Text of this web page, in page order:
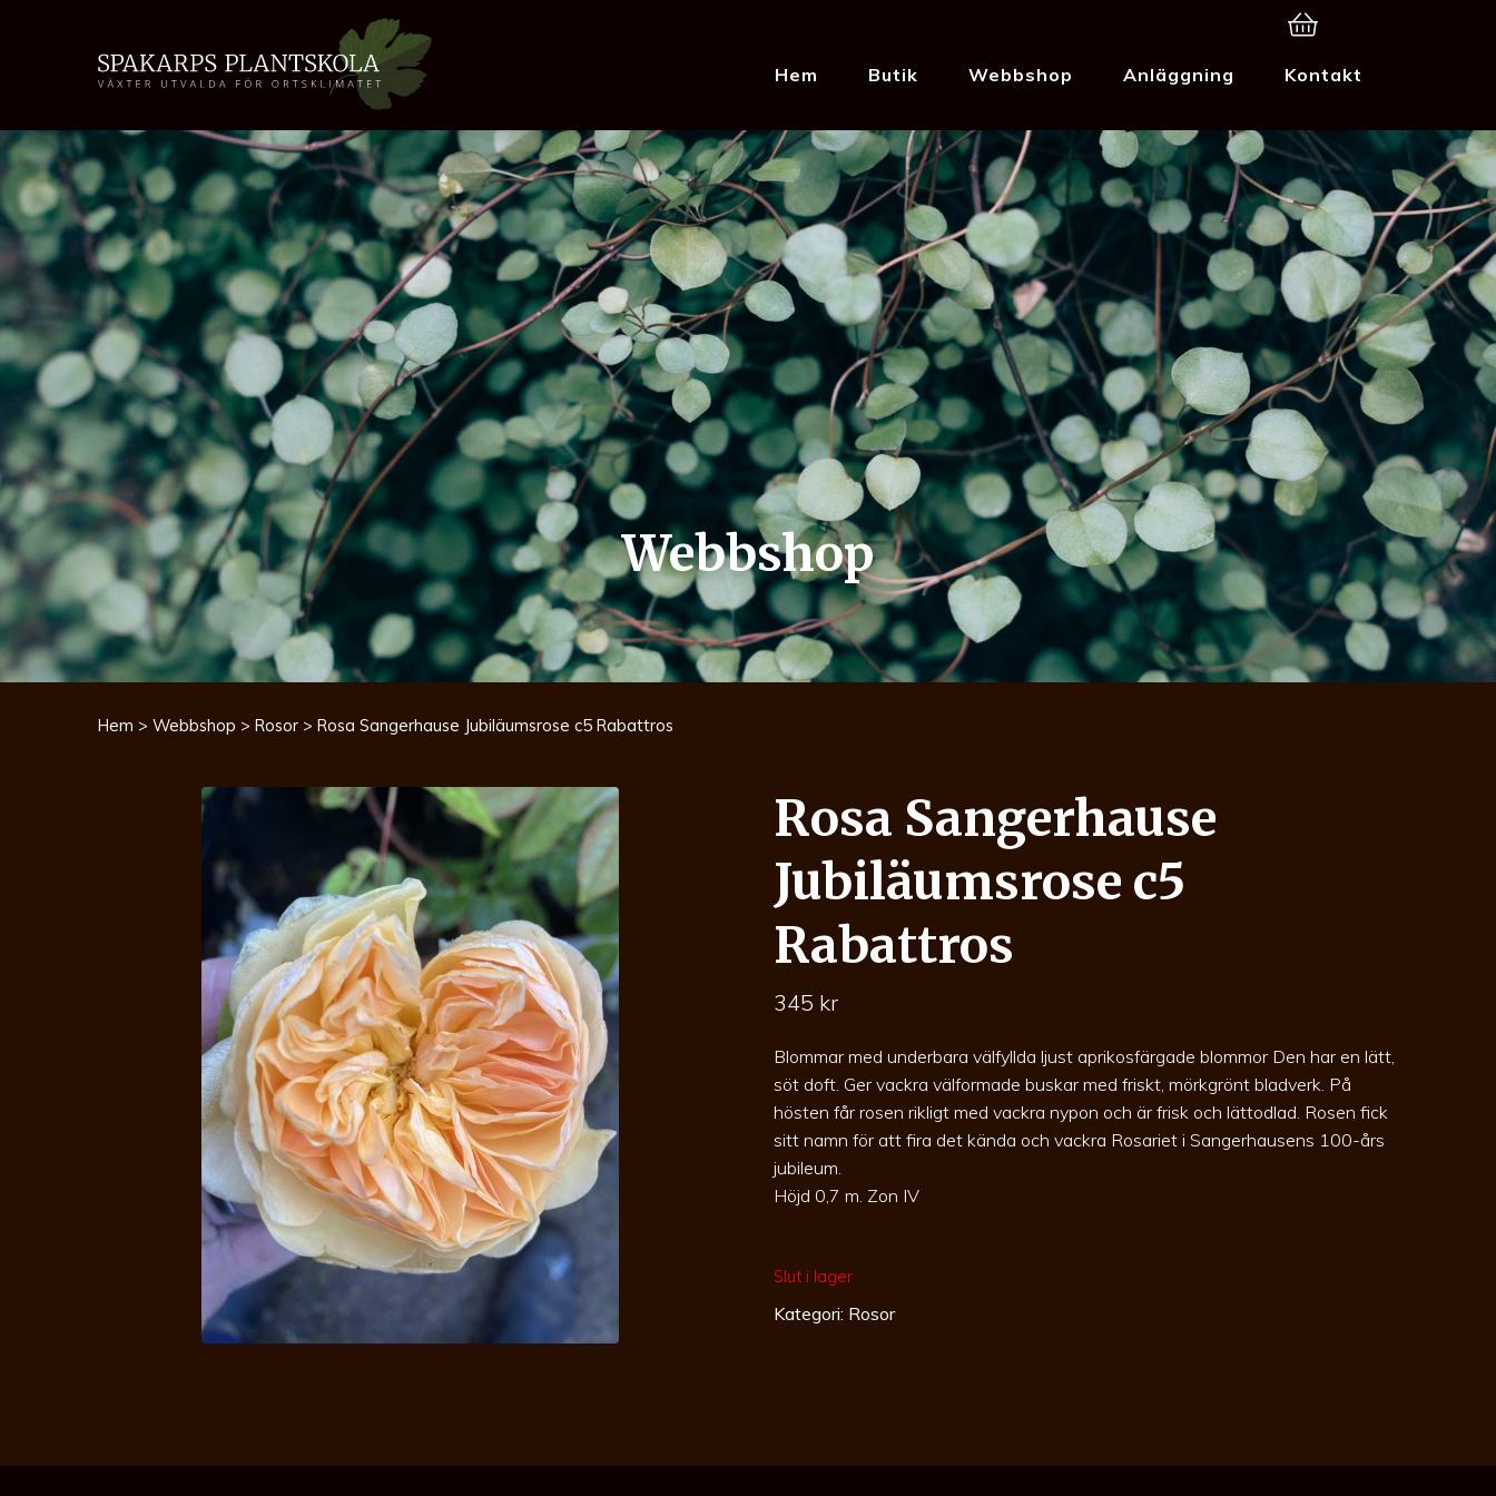
Hem Butik Webbshop Anläggning Kontakt
Webbshop
Hem > Webbshop > Rosor > Rosa Sangerhause Jubiläumsrose c5 Rabattros
Rosa Sangerhause
Jubiläumsrose c5
Rabattros
345 kr
Blommar med underbara välfyllda ljust aprikosfärgade blommor Den har en lätt,
söt doft. Ger vackra välformade buskar med friskt, mörkgrönt bladverk. På
hösten får rosen rikligt med vackra nypon och är frisk och lättodlad. Rosen fick
sitt namn för att fira det kända och vackra Rosariet i Sangerhausens 100-års
jubileum.
Höjd 0,7 m. Zon IV
Slut i lager
Kategori: Rosor